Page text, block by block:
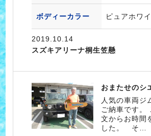
ボディーカラー ピュアホワ
2019.10.14
スズキアリーナ桐生笠懸
おまたせのシ
人気の車両ジ
ご納車です。
文からお時間
した。 そ…